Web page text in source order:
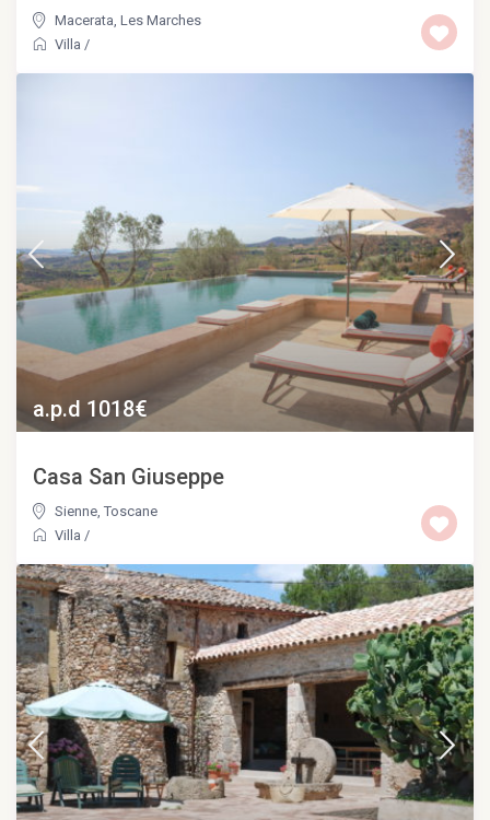
Macerata ,Les Marches
Villa /
a.p.d 1018€
Casa San Giuseppe
Sienne ,Toscane
Villa /